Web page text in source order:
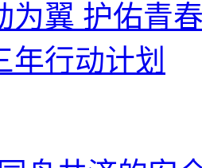
为翼 护佑青
年行动计划